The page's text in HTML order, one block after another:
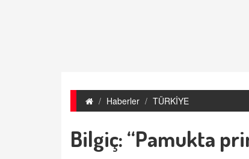
Haberler TÜRKİYE
Bilgiç: “Pamukta